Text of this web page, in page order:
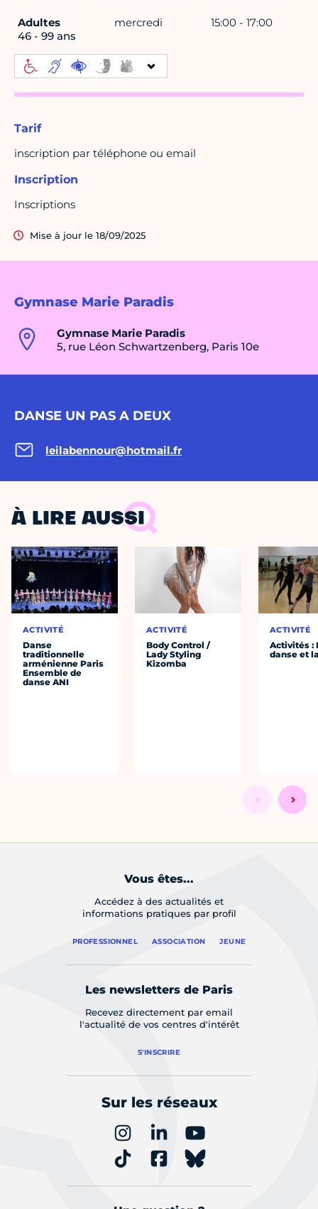
Gymnase Marie Paradis
Gymnase Marie Paradis
5, rue Léon Schwartzenberg, Paris 10e
DANSE UN PAS A DEUX
leilabennour@hotmail.fr
Adultes
46 - 99 ans
mercredi 15:00 - 17:00
Tarif
inscription par téléphone ou email
Inscription
Inscriptions
Mise à jour le 18/09/2025
À LIRE AUSSI
ACTIVITÉ
Danse
traditionnelle
arménienne Paris
Ensemble de
danse ANI
ACTIVITÉ
Body Control /
Lady Styling
Kizomba
ACTIVITÉ
Activités :
danse et
Vous êtes...
Accédez à des actualités et
informations pratiques par profil
PROFESSIONNEL ASSOCIATION JEUNE
Les newsletters de Paris
Recevez directement par email
l'actualité de vos centres d'intérêt
S'INSCRIRE
Sur les réseaux